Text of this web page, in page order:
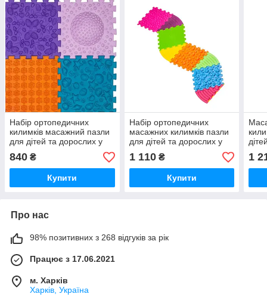
Набір ортопедичних
килимків масажний пазли
для дітей та дорослих у
розвитку додому Ортек
Ortek
840 ₴
Купити
Набір ортопедичних
масажних килимків пазли
для дітей та дорослих у
розвитку додому Ортек
Ortek
1 110₴
Купити
1
Про нас
98% позитивних з 268 відгуків за рік
Працює з 17.06.2021
м. Харків
Харків, Україна